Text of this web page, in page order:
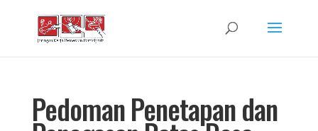
Pedoman Penetapan dan